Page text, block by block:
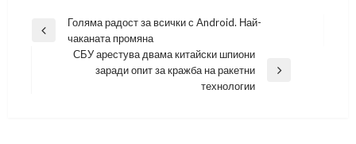
Навигация
Previous
Голяма радост за всички с Android. Най-
чаканата промяна
СБУ арестува двама китайски шпиони
заради опит за кражба на ракетни
технологии